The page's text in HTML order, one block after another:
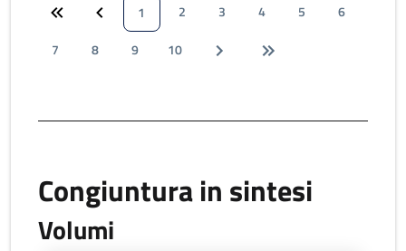
1 2 3 4 5
6
7
8 9 10
Congiuntura in sintesi
Volumi